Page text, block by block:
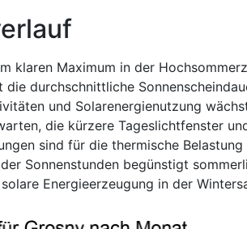
klaren Maximum in der
durchschnittliche
und Solarenergienutzung
die kürzere Tageslichtfenster
sind für die thermische Belastung
Sonnenstunden begünstigt
Energieerzeugung in der